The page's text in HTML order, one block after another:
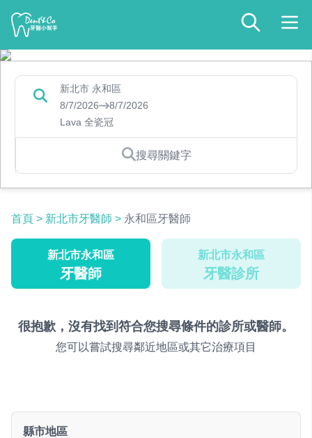
新北市 永和區
8/7/2026
8/7/2026
Lava 全瓷冠
搜尋關鍵字
首頁 > 新北市牙醫師 > 永和區牙醫師
新北市永和區
牙醫師
新北市永和區
牙醫診所
很抱歉，沒有找到符合您搜尋條件的診所或醫師。
您可以嘗試搜尋鄰近地區或其它治療項目
縣市地區